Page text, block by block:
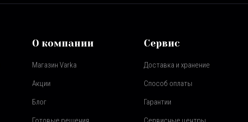
О компании
Магазин Varka
Акции
Блог
Сервис
Доставка и хранение
Способ оплаты
Гарантии